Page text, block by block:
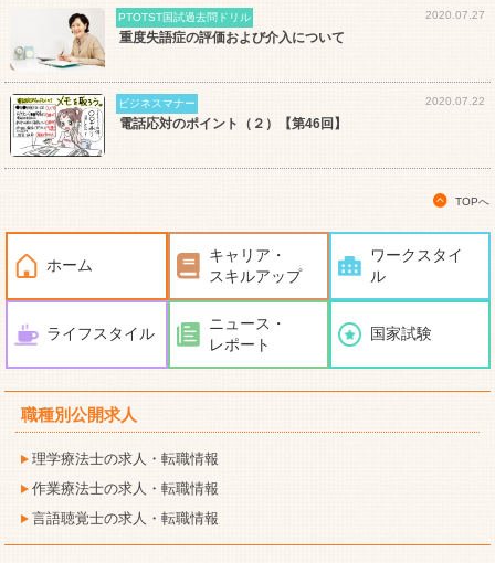
PTOTST国試過去問ドリル 2020.07.27
重度失語症の評価および介入について
ビジネスマナー 2020.07.22
電話応対のポイント（２）【第46回】
TOPへ
ホーム
キャリア・
スキルアップ
ワークスタイ
ル
ライフスタイル
ニュース・
レポート
国家試験
職種別公開求人
理学療法士の求人・転職情報
作業療法士の求人・転職情報
言語聴覚士の求人・転職情報